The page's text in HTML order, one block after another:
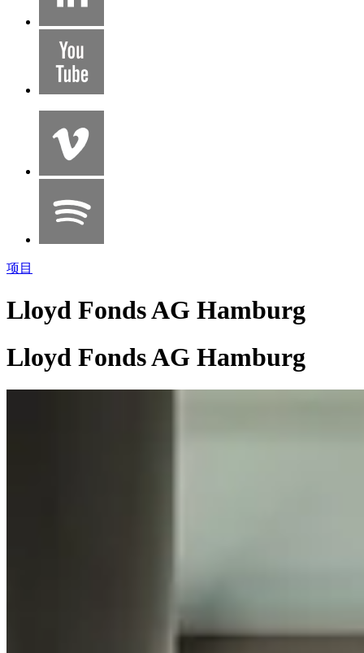
项目
Lloyd Fonds AG Hamburg
Lloyd Fonds AG Hamburg